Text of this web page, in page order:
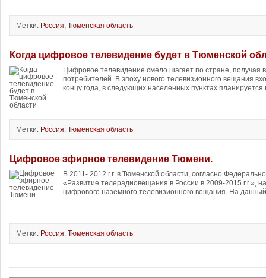
Метки: Россия, Тюменская область
Когда цифровое телевидение будет в Тюменской
Цифровое телевидение смело шагает по стране, получая
потребителей. В эпоху нового телевизионного вещания
концу года, в следующих населенных пунктах планируется
Метки: Россия, Тюменская область
Цифровое эфирное телевидение Тюмени.
В 2011- 2012 г.г. в Тюменской области, согласно
«Развитие телерадиовещания в России в 2009-2015 г.г.»,
цифрового наземного телевизионного вещания. На
Метки: Россия, Тюменская область